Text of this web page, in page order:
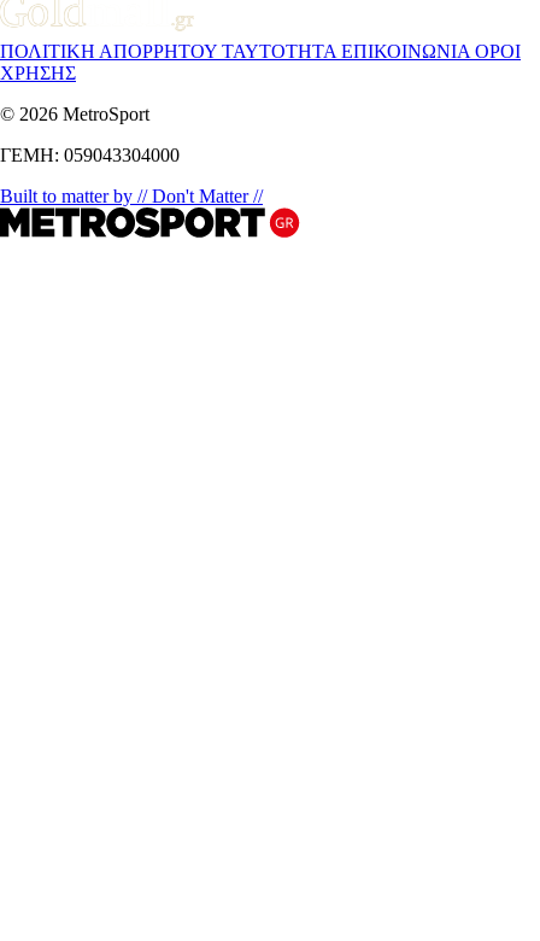
ΠΟΛΙΤΙΚΗ ΑΠΟΡΡΗΤΟΥ ΤΑΥΤΟΤΗΤΑ ΕΠΙΚΟΙΝΩΝΙΑ ΟΡΟΙ
ΧΡΗΣΗΣ
© 2026 MetroSport
ΓΕΜΗ: 059043304000
Built to matter by // Don't Matter //